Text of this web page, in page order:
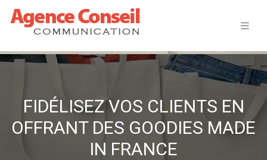
FIDÉLISEZ VOS CLIENTS EN
OFFRANT DES GOODIES MADE
IN FRANCE